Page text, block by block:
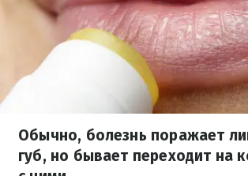
Обычно, болезнь поражает
губ, но бывает переходит на